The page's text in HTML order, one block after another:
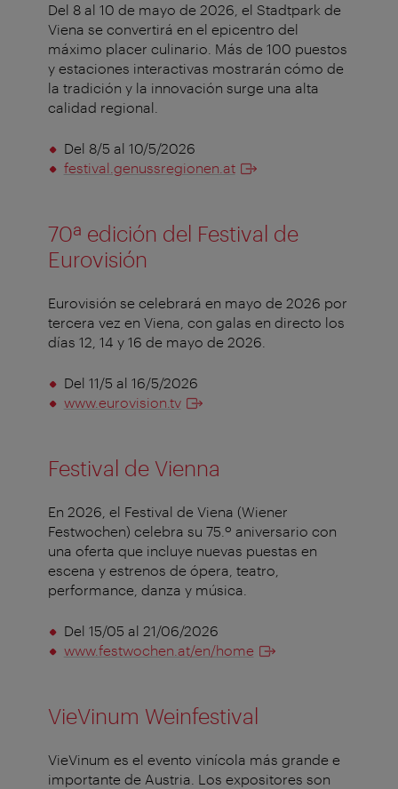
Del 8 al 10 de mayo de 2026, el Stadtpark de
Viena se convertirá en el epicentro del
máximo placer culinario. Más de 100 puestos
y estaciones interactivas mostrarán cómo de
la tradición y la innovación surge una alta
calidad regional.
Del 8/5 al 10/5/2026
festival.genussregionen.at
70ª edición del Festival de
Eurovisión
Eurovisión se celebrará en mayo de 2026 por
tercera vez en Viena, con galas en directo los
días 12, 14 y 16 de mayo de 2026.
Del 11/5 al 16/5/2026
www.eurovision.tv
Festival de Vienna
En 2026, el Festival de Viena (Wiener
Festwochen) celebra su 75.º aniversario con
una oferta que incluye nuevas puestas en
escena y estrenos de ópera, teatro,
performance, danza y música.
Del 15/05 al 21/06/2026
www.festwochen.at/en/home
VieVinum Weinfestival
VieVinum es el evento vinícola más grande e
importante de Austria. Los expositores son